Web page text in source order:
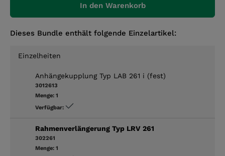
In den Warenkorb
Dieses Bundle enthält folgende Einzelartikel:
Einzelheiten
Anhängekupplung Typ LAB 261 i (fest)
3012613
Menge: 1
Verfügbar:
Rahmenverlängerung Typ LRV 261
302261
Menge: 1